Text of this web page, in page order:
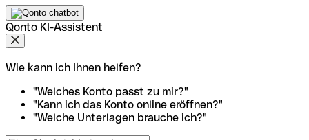
Qonto KI-Assistent
Wie kann ich Ihnen helfen?
"Welches Konto passt zu mir?"
"Kann ich das Konto online eröffnen?"
"Welche Unterlagen brauche ich?"